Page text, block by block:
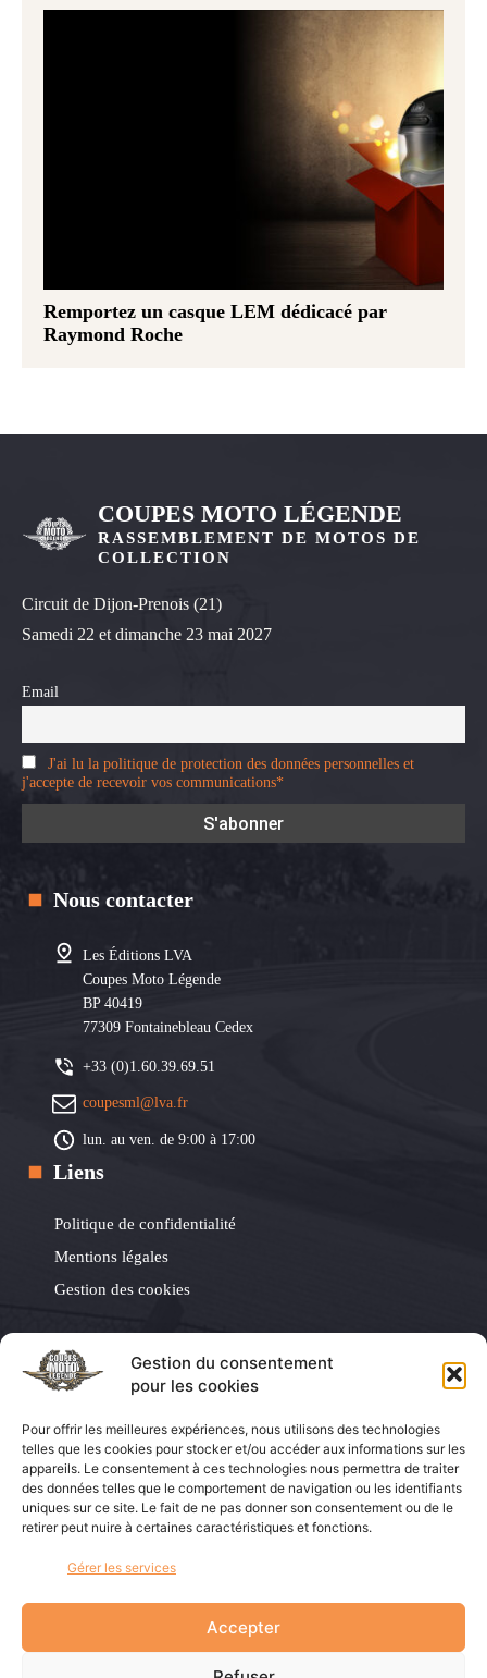
Gestion du consentement
pour les cookies
Pour offrir les meilleures expériences, nous utilisons des technologies
telles que les cookies pour stocker et/ou accéder aux informations sur les
appareils. Le consentement à ces technologies nous permettra de traiter
des données telles que le comportement de navigation ou les identifiants
uniques sur ce site. Le fait de ne pas donner son consentement ou de le
retirer peut nuire à certaines caractéristiques et fonctions.
Gérer les services
Accepter
Remportez un casque LEM dédicacé par
Raymond Roche
COUPES MOTO LÉGENDE
RASSEMBLEMENT DE MOTOS DE
COLLECTION
Circuit de Dijon-Prenois (21)
Samedi 22 et dimanche 23 mai 2027
Email
J'ai lu la politique de protection des données personnelles et
j'accepte de recevoir vos communications*
Nous contacter
Les Éditions LVA
Coupes Moto Légende
BP 40419
77309 Fontainebleau Cedex
+33 (0)1.60.39.69.51
coupesml@lva.fr
lun. au ven. de 9:00 à 17:00
Liens
Politique de confidentialité
Mentions légales
Gestion des cookies
Les Éditions LVA
Coupes Auto Légende
La Vie de la Moto
Moto Légende
La boutique du collectionneur